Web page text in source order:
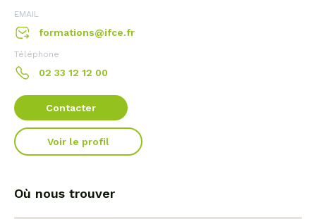
EMAIL
formations@ifce.fr
Téléphone
02 33 12 12 00
Contacter
Voir le profil
Où nous trouver